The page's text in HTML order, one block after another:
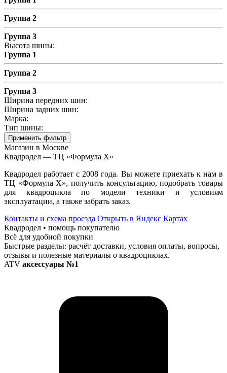
Группа 2
Группа 3
Высота шины:
Группа 1
Группа 2
Группа 3
Ширина передних шин:
Ширина задних шин:
Марка:
Тип шины:
Применить фильтр
Магазин в Москве
Квадродел — ТЦ «Формула Х»
Квадродел работает с 2008 года. Вы можете приехать к нам в
ТЦ «Формула Х», получить консультацию, подобрать товары
для квадроцикла по модели техники и условиям
эксплуатации, а также забрать заказ.
Контакты и схема проезда Открыть в Яндекс Картах
Квадродел • помощь покупателю
Всё для удобной покупки
Быстрые разделы: расчёт доставки, условия оплаты, вопросы,
отзывы и полезные материалы о квадроциклах.
ATV аксессуары №1